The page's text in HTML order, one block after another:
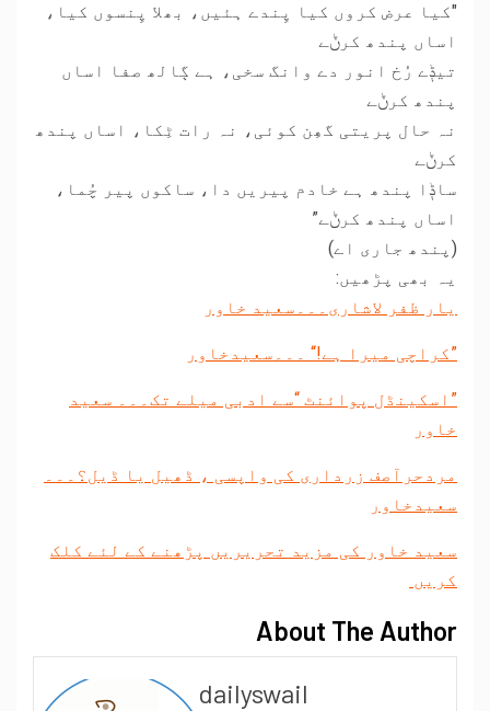
"کیا عرض کروں کیا پِندے ہئیں، بھلا پِنسوں کیا،
اساں پندھ کرݨے
تیݙے رُخ انور دے وانگ سخی، ہے ڳالھ صفا اساں
پندھ کرݨے
نہ حال پریتی گھِن کوئی، نہ رات ٹِکا، اساں پندھ
کرݨے
ساݙا پندھ ہے خادم پیریں دا، ساکوں پیر چُما،
اساں پندھ کرݨے”
(پندھ جاری اے)
یہ بھی پڑھیں:
یار ظفر لاشاری۔۔۔سعید خاور
”کراچی میرا ہے!“ ۔۔۔سعیدخاور
”اسکینڈل پوائنٹ “سے ادبی میلے تک۔۔۔ سعید
خاور
مردحرآصف زرداری کی واپسی ، ڈھیل یا ڈیل؟۔۔۔
سعیدخاور
سعید خاور کی مزید تحریریں پڑھنے کے لئے کلک
کریں
About The Author
dailyswail